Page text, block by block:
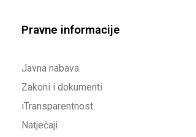
Pravne informacije
Javna nabava
Zakoni i dokumenti
iTransparentnost
Natječaji